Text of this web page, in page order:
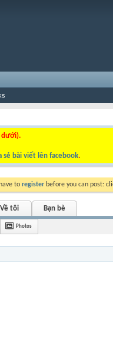
dưới).
sẻ bài viết lên facebook.
to register before you can post:
Về tôi Bạn bè
Photos